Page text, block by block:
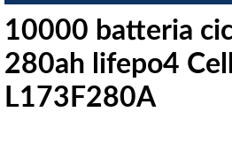
10000 batteria
280ah lifepo4
L173F280A